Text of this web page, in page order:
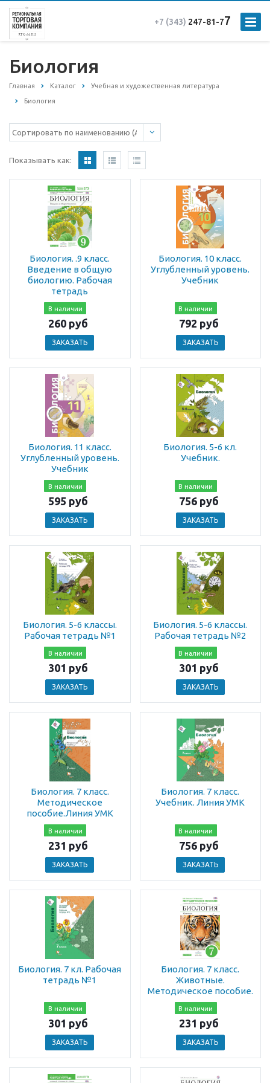
+7 (343) 247-81-77
Биология
Главная Каталог Учебная и художественная литература
Биология
Показывать как:
Биология. .9 класс.
Введение в общую
биологию. Рабочая
тетрадь
В наличии
260 руб
ЗАКАЗАТЬ
Биология. 10 класс.
Углубленный уровень.
Учебник
В наличии
792 руб
ЗАКАЗАТЬ
Биология. 11 класс.
Углубленный уровень.
Учебник
В наличии
595 руб
ЗАКАЗАТЬ
Биология. 5-6 кл.
Учебник.
В наличии
756 руб
ЗАКАЗАТЬ
Биология. 5-6 классы.
Рабочая тетрадь №1
В наличии
301 руб
ЗАКАЗАТЬ
Биология. 5-6 классы.
Рабочая тетрадь №2
В наличии
301 руб
ЗАКАЗАТЬ
Биология. 7 класс.
Методическое
пособие.Линия УМК
В наличии
231 руб
ЗАКАЗАТЬ
Биология. 7 класс.
Учебник. Линия УМК
В наличии
756 руб
ЗАКАЗАТЬ
Биология. 7 кл. Рабочая
тетрадь №1
В наличии
301 руб
ЗАКАЗАТЬ
Биология. 7 класс.
Животные.
Методическое пособие.
В наличии
231 руб
ЗАКАЗАТЬ